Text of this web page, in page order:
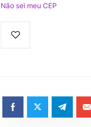
Não sei meu CEP